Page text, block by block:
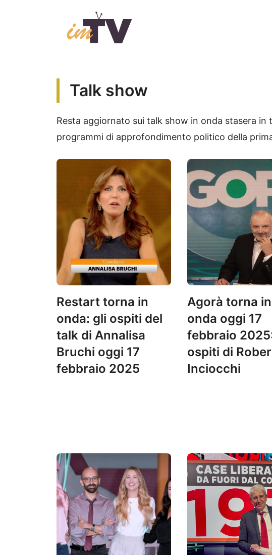
Talk show
Resta aggiornato sui talk show in onda stasera
programmi di approfondimento politico della
Restart torna in
onda: gli ospiti del
talk di Annalisa
Bruchi oggi 17
febbraio 2025
Agorà torna in
onda oggi 17
febbraio
ospiti di
Inciocchi